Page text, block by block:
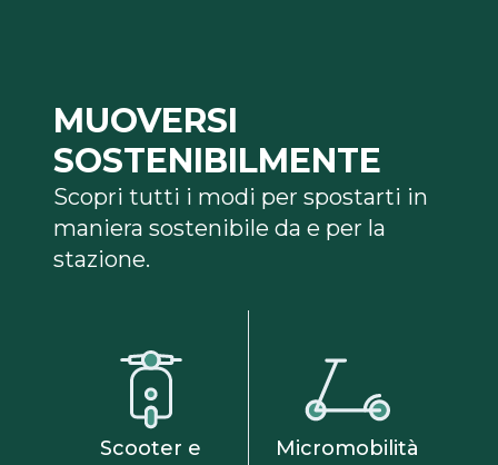
MUOVERSI
SOSTENIBILMENTE
Scopri tutti i modi per spostarti in
maniera sostenibile da e per la
stazione.
Scooter e
Micromobilità